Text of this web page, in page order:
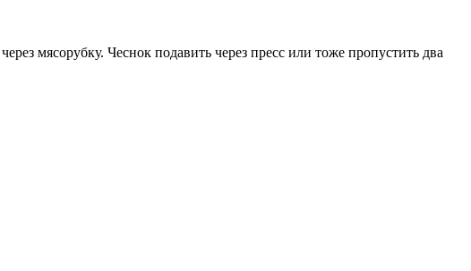
мясорубку. Чеснок подавить через пресс или тоже пропустить два